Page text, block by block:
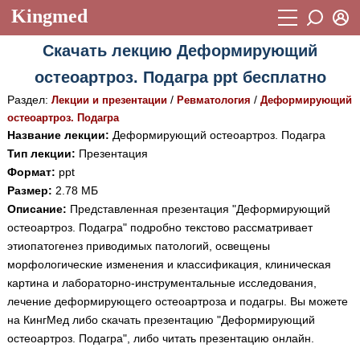
Kingmed
Учебный материал
Видеогалерея 899
Фотогалерея (1906)
Истории болезней 1268
Лекции и презентации
Аккредитационные тесты (6)
Методические рекомендации 1050
Научно-популярное
Статьи
Новости (244)
Пароль
Восстановить пароль
Регистрация
Вход
Скачать лекцию Деформирующий
остеоартроз. Подагра ppt бесплатно
Раздел: Лекции и презентации/ Ревматология / Деформирующий
остеоартроз. Подагра
Название лекции: Деформирующий остеоартроз. Подагра
Тип лекции: Презентация
Формат: ppt
Размер: 2.78 МБ
Описание: Представленная презентация "Деформирующий
остеоартроз. Подагра" подробно текстово рассматривает
этиопатогенез приводимых патологий, освещены
морфологические изменения и классификация, клиническая
картина и лабораторно-инструментальные исследования,
лечение деформирующего остеоартроза и подагры. Вы можете
на КингМед либо скачать презентацию "Деформирующий
остеоартроз. Подагра", либо читать презентацию онлайн.